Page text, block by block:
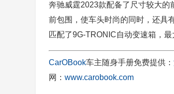
奔驰威霆2023款配备了尺寸较大
前包围，使车头时尚的同时，还具
匹配了9G-TRONIC自动变速箱，
CarOBook车主随身手册免费提供：
网： www.carobook.com